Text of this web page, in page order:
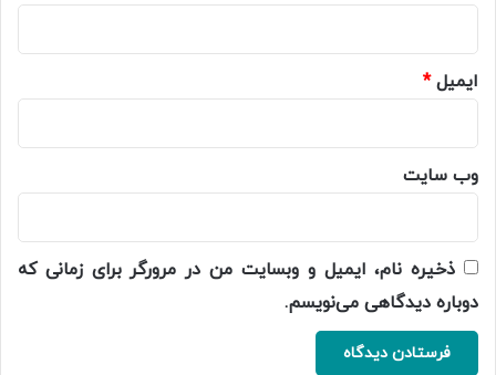
ایمیل*
وب‌ سایت
ذخیره نام، ایمیل و وبسایت من در مرورگر برای زمانی که
دوباره دیدگاهی می‌نویسم.